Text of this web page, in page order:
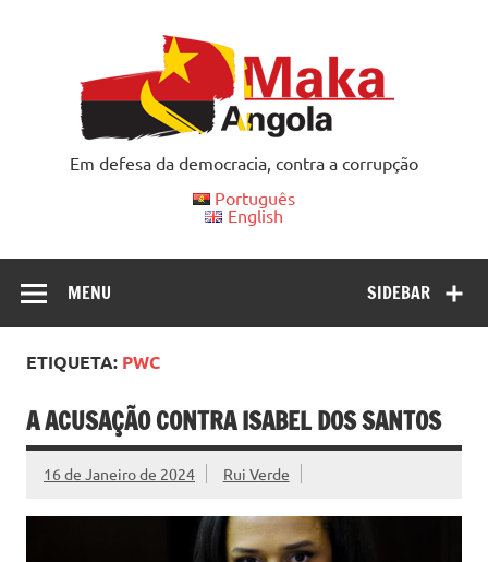
Em defesa da democracia, contra a corrupção
Português
English
SIDEBAR
MENU
ETIQUETA: PWC
A ACUSAÇÃO CONTRA ISABEL DOS SANTOS
16 de Janeiro de 2024 Rui Verde